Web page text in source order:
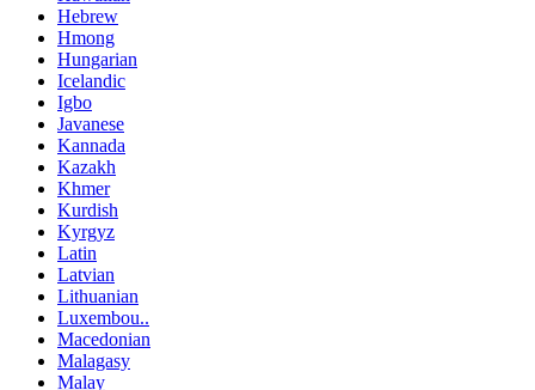
Hebrew
Hmong
Hungarian
Icelandic
Igbo
Javanese
Kannada
Kazakh
Khmer
Kurdish
Kyrgyz
Latin
Latvian
Lithuanian
Luxembou..
Macedonian
Malagasy
Malay